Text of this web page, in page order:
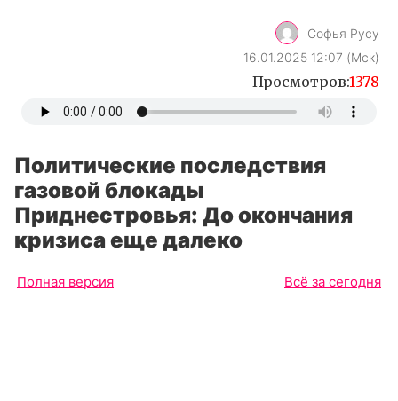
Софья Русу
16.01.2025 12:07 (Мск)
Просмотров:1378
Политические последствия
газовой блокады
Приднестровья: До окончания
кризиса еще далеко
Полная версия Всё за сегодня